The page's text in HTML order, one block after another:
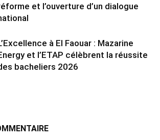
et l’ouverture d’un dialogue
à El Faouar : Mazarine
et l’ETAP célèbrent la réussite
bacheliers 2026